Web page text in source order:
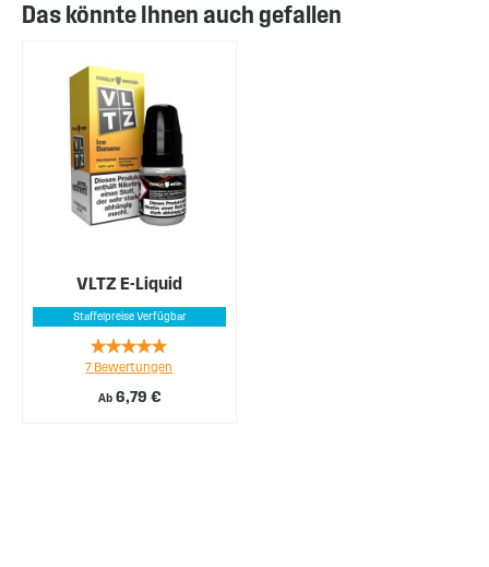
Das könnte Ihnen auch gefallen
VLTZ E-Liquid
Staffelpreise Verfügbar
Ab 6,79 €
Rating:
94%
7 Bewertungen